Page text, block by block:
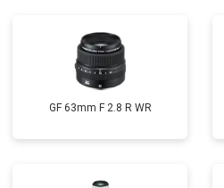
GF 63mm F 2.8 R WR